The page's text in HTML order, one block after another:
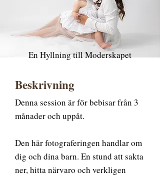
En Hyllning till Moderskapet
Beskrivning
Denna session är för bebisar från 3
månader och uppåt.
Den här fotograferingen handlar om
dig och dina barn. En stund att sakta
ner, hitta närvaro och verkligen